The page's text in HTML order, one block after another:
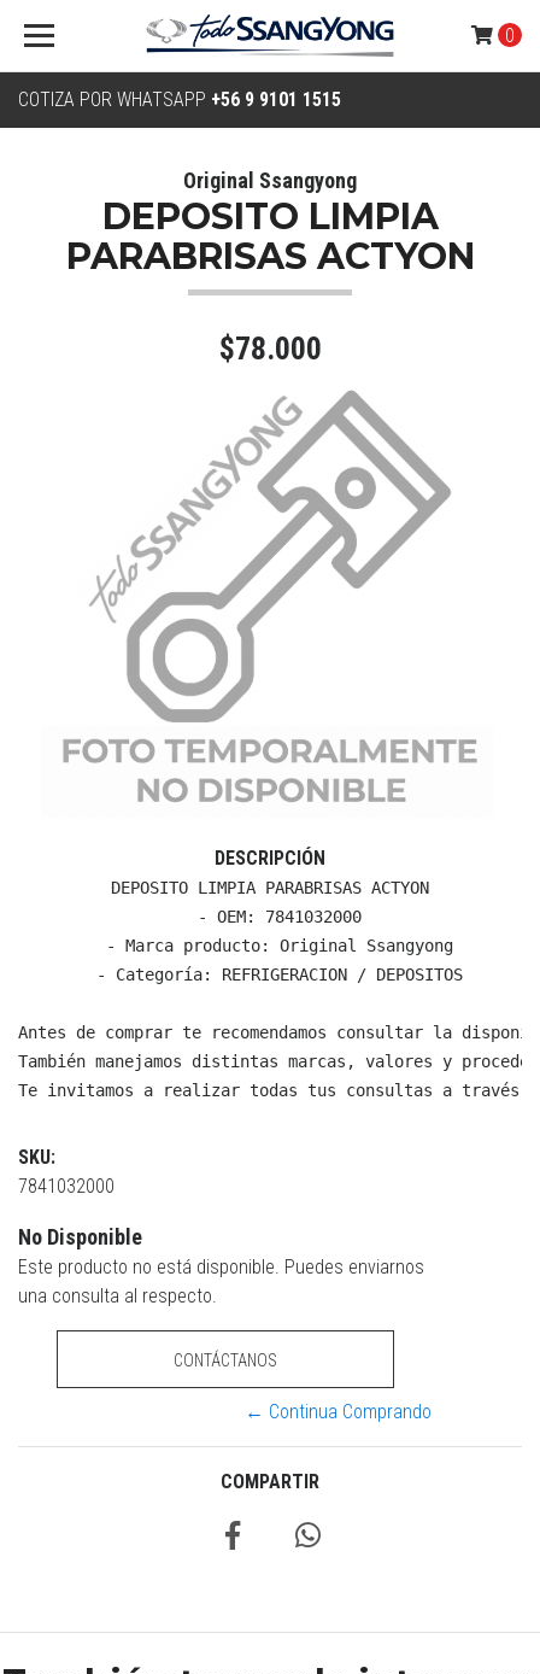
COTIZA POR WHATSAPP +56 9 9101 1515
0
Original Ssangyong
DEPOSITO LIMPIA
PARABRISAS ACTYON
$78.000
DESCRIPCIÓN
DEPOSITO LIMPIA PARABRISAS ACTYON
  - OEM: 7841032000
  - Marca producto: Original Ssangyong
  - Categoría: REFRIGERACION / DEPOSITOS
Antes de comprar te recomendamos consultar la
También manejamos distintas marcas, valores y
Te invitamos a realizar todas tus consultas a través
SKU:
7841032000
No Disponible
Este producto no está disponible. Puedes enviarnos
una consulta al respecto.
CONTÁCTANOS
← Continua Comprando
COMPARTIR